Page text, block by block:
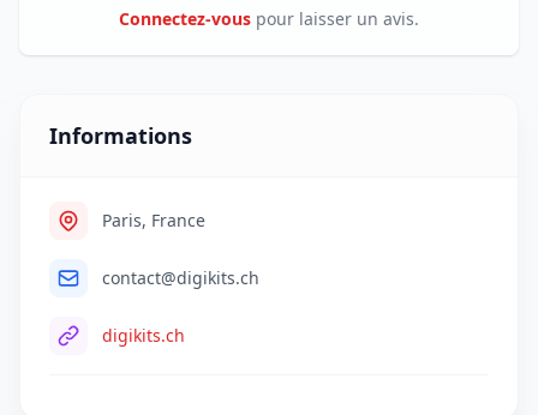
Connectez-vous pour laisser un avis.
Informations
Paris, France
contact@digikits.ch
digikits.ch